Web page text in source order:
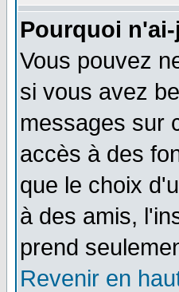
Pourquoi
Vous pouvez
si vous avez
messages sur
accès à des
que le choix
à des amis,
prend
Revenir en